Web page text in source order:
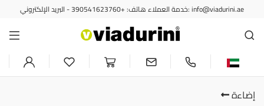
خدمة العملاء هاتف: +390541623760 - البريد الإلكتروني: info@viadurini.ae
إضاءة